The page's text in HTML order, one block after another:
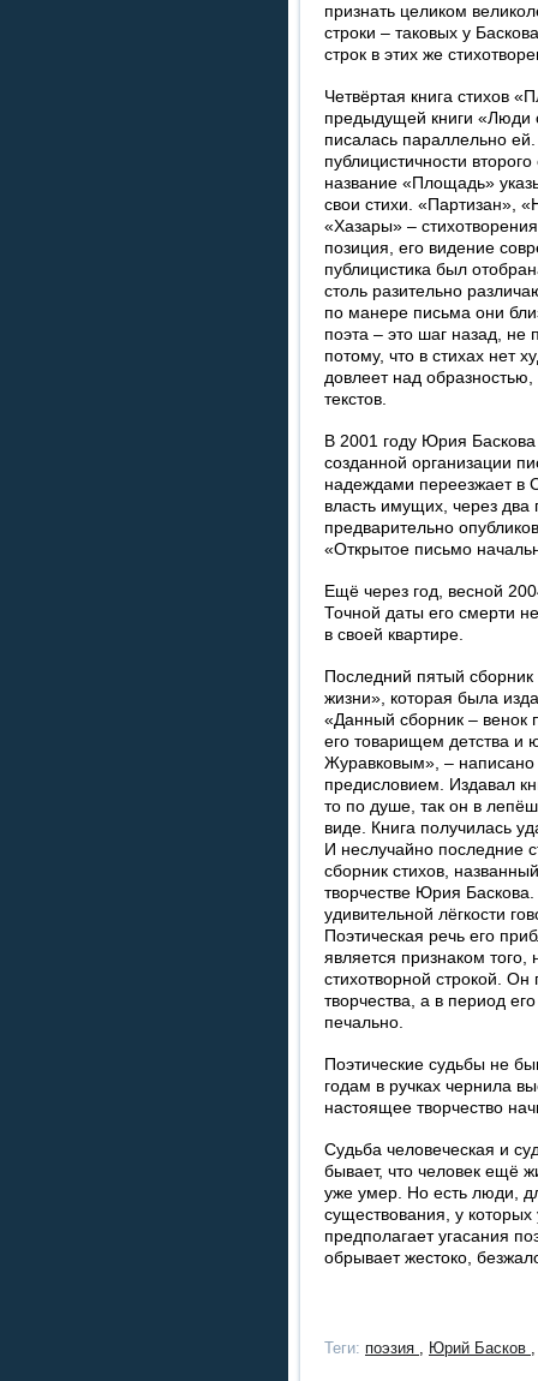
признать целиком
строки – таковых у
строк в этих же
Четвёртая книга стихов
предыдущей книги
писалась параллельно
публицистичности
название «Площадь»
свои стихи. «Партизан»,
«Хазары» –
позиция, его видение
публицистика был
столь разительно
по манере письма они
поэта – это шаг назад, не
потому, что в стихах нет
довлеет над
текстов.
В 2001 году Юрия
созданной организации
надеждами переезжает в
власть имущих, через
предварительно
«Открытое письмо
Ещё через год, весной
Точной даты его смерти
в своей квартире.
Последний пятый
жизни», которая была
«Данный сборник – венок
его товарищем детства и
Журавковым», – написано
предисловием. Издавал
то по душе, так он в
виде. Книга получилась
И неслучайно последние
сборник стихов,
творчестве Юрия
удивительной лёгкости
Поэтическая речь его
является признаком
стихотворной строкой. Он
творчества, а в период
печально.
Поэтические судьбы не
годам в ручках чернила
настоящее творчество
Судьба человеческая и
бывает, что человек ещё
уже умер. Но есть люди,
существования, у
предполагает угасания
обрывает жестоко,
Теги: поэзия , Юрий Басков